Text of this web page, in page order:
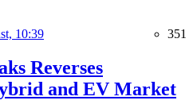
10:39 351
Reverses
and EV Market